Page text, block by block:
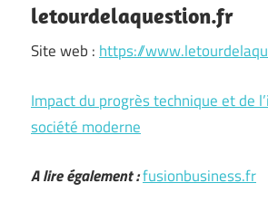
letourdelaquestion.fr
Site web : https://
Impact du progrès technique et de
société moderne
A lire également :fusionbusiness.fr